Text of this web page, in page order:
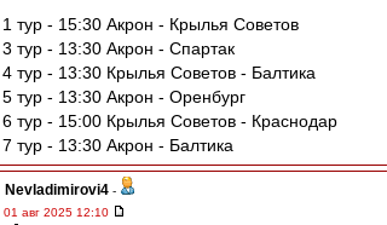
1 тур - 15:30 Акрон - Крылья Советов
3 тур - 13:30 Акрон - Спартак
4 тур - 13:30 Крылья Советов - Балтика
5 тур - 13:30 Акрон - Оренбург
6 тур - 15:00 Крылья Советов - Краснодар
7 тур - 13:30 Акрон - Балтика
Nevladimirovi4 -
01 авг 2025 12:10